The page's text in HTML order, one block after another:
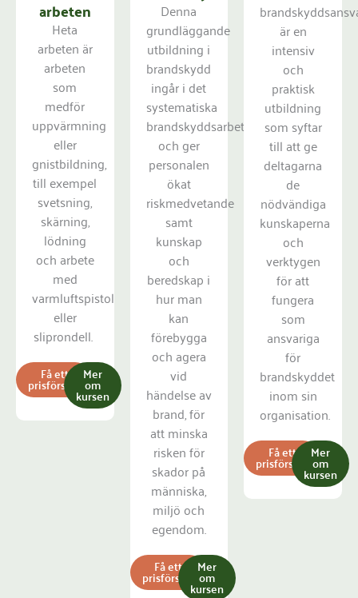
arbeten
Heta
arbeten är
arbeten
som
medför
uppvärmning
eller
gnistbildning,
till exempel
svetsning,
skärning,
lödning
och arbete
med
varmluftspistol
eller
sliprondell.
Få ett
prisförslag
Mer
om
kursen
Denna
grundläggande
utbildning i
brandskydd
ingår i det
systematiska
brandskyddsarbetet
och ger
personalen
ökat
riskmedvetande
samt
kunskap
och
beredskap i
hur man
kan
förebygga
och agera
vid
händelse av
brand, för
att minska
risken för
skador på
människa,
miljö och
egendom.
Få ett
prisförslag
Mer
om
kursen
är en
intensiv
och
praktisk
utbildning
som syftar
till att ge
deltagarna
de
nödvändiga
kunskaperna
och
verktygen
för att
fungera
som
ansvariga
för
brandskyddet
inom sin
organisation.
Få ett
prisförslag
Mer
om
kursen